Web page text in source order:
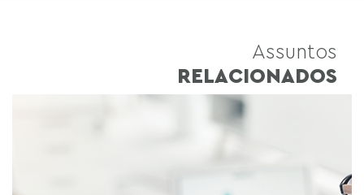
Assuntos
RELACIONADOS